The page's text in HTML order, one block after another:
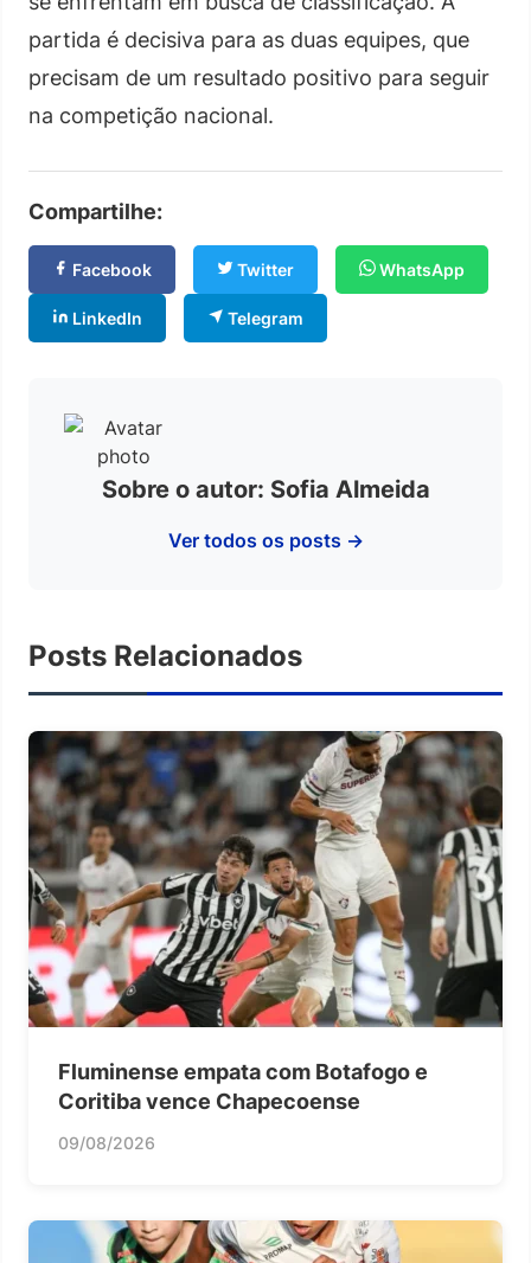
partida é decisiva para as duas equipes, que
precisam de um resultado positivo para seguir
na competição nacional.
Compartilhe:
Facebook Twitter WhatsApp
LinkedIn Telegram
Sobre o autor: Sofia Almeida
Ver todos os posts →
Posts Relacionados
Fluminense empata com Botafogo e
Coritiba vence Chapecoense
09/08/2026